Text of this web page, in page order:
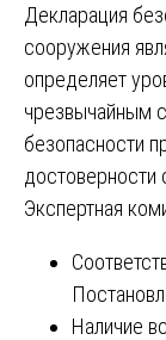
Декларация
сооружения
определяет
чрезвычайным
безопасности
достоверности
Экспертная
Наличие